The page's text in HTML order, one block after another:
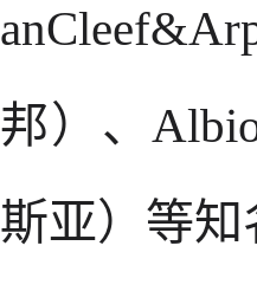
邦）、
斯亚）等知